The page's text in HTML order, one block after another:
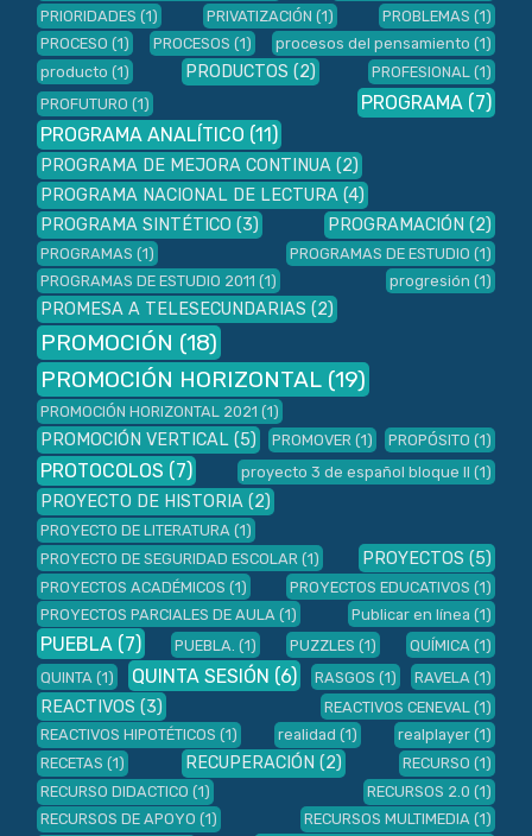
PRIORIDADES (1) PRIVATIZACIÓN (1) PROBLEMAS (1)
PROCESO (1) PROCESOS (1) procesos del pensamiento (1)
producto (1) PRODUCTOS (2) PROFESIONAL (1)
PROFUTURO (1) PROGRAMA (7)
PROGRAMA ANALÍTICO (11)
PROGRAMA DE MEJORA CONTINUA (2)
PROGRAMA NACIONAL DE LECTURA (4)
PROGRAMA SINTÉTICO (3) PROGRAMACIÓN (2)
PROGRAMAS (1) PROGRAMAS DE ESTUDIO (1)
PROGRAMAS DE ESTUDIO 2011 (1) progresión (1)
PROMESA A TELESECUNDARIAS (2)
PROMOCIÓN (18)
PROMOCIÓN HORIZONTAL (19)
PROMOCIÓN HORIZONTAL 2021 (1)
PROMOCIÓN VERTICAL (5) PROMOVER (1) PROPÓSITO (1)
PROTOCOLOS (7) proyecto 3 de español bloque II (1)
PROYECTO DE HISTORIA (2)
PROYECTO DE LITERATURA (1)
PROYECTO DE SEGURIDAD ESCOLAR (1) PROYECTOS (5)
PROYECTOS ACADÉMICOS (1) PROYECTOS EDUCATIVOS (1)
PROYECTOS PARCIALES DE AULA (1) Publicar en línea (1)
PUEBLA (7) PUEBLA. (1) PUZZLES (1) QUÍMICA (1)
QUINTA (1) QUINTA SESIÓN (6) RASGOS (1) RAVELA (1)
REACTIVOS (3) REACTIVOS CENEVAL (1)
REACTIVOS HIPOTÉTICOS (1) realidad (1) realplayer (1)
RECETAS (1) RECUPERACIÓN (2) RECURSO (1)
RECURSO DIDACTICO (1) RECURSOS 2.0 (1)
RECURSOS DE APOYO (1) RECURSOS MULTIMEDIA (1)